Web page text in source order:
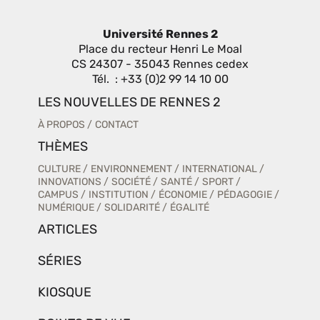
Université Rennes 2
Place du recteur Henri Le Moal
CS 24307 - 35043 Rennes cedex
Tél. : +33 (0)2 99 14 10 00
LES NOUVELLES DE RENNES 2
À PROPOS CONTACT
THÈMES
CULTURE ENVIRONNEMENT
INTERNATIONAL
INNOVATIONS
SOCIÉTÉ SANTÉ
SPORT
CAMPUS
INSTITUTION ÉCONOMIE
PÉDAGOGIE
NUMÉRIQUE
SOLIDARITÉ ÉGALITÉ
ARTICLES
SÉRIES
KIOSQUE